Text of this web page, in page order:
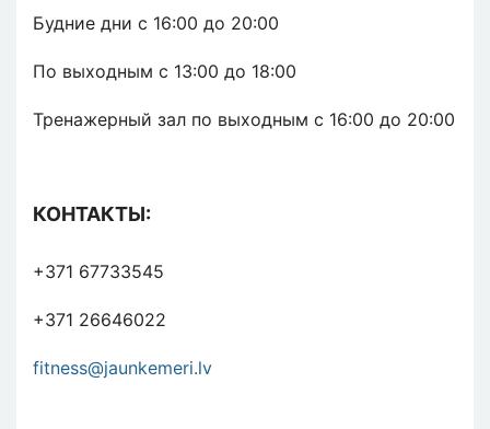
Будние дни с 16:00 до 20:00
По выходным с 13:00 до 18:00
Тренажерный зал по выходным с 16:00 до 20:00
КОНТАКТЫ:
+371 67733545
+371 26646022
fitness@jaunkemeri.lv